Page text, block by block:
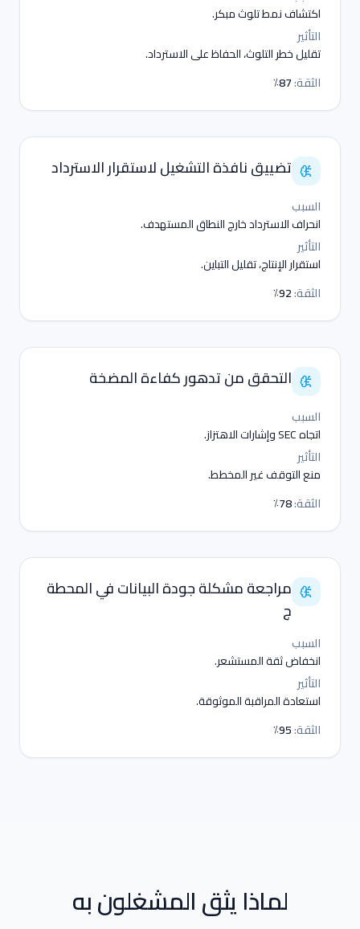
اكتشاف نمط تلوث مبكر.
التأثير
تقليل خطر التلوث، الحفاظ على الاسترداد.
الثقة:87٪
تضييق نافذة التشغيل لاستقرار الاسترداد
السبب
انحراف الاسترداد خارج النطاق المستهدف.
التأثير
استقرار الإنتاج، تقليل التباين.
الثقة:92٪
التحقق من تدهور كفاءة المضخة
السبب
اتجاه SEC وإشارات الاهتزاز.
التأثير
منع التوقف غير المخطط.
الثقة:78٪
مراجعة مشكلة جودة البيانات في المحطة
ج
السبب
انخفاض ثقة المستشعر.
التأثير
استعادة المراقبة الموثوقة.
الثقة:95٪
لماذا يثق المشغلون به